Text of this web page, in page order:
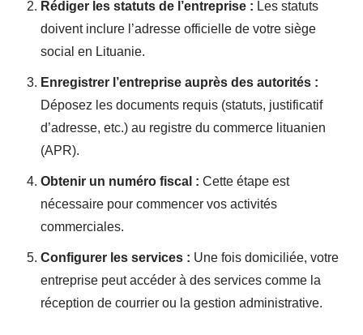
Rédiger les statuts de l’entreprise : Les statuts
doivent inclure l’adresse officielle de votre siège
social en Lituanie.
Enregistrer l’entreprise auprès des autorités :
Déposez les documents requis (statuts, justificatif
d’adresse, etc.) au registre du commerce lituanien
(APR).
Obtenir un numéro fiscal : Cette étape est
nécessaire pour commencer vos activités
commerciales.
Configurer les services : Une fois domiciliée, votre
entreprise peut accéder à des services comme la
réception de courrier ou la gestion administrative.